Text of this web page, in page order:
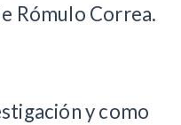
Rómulo Correa.
y como